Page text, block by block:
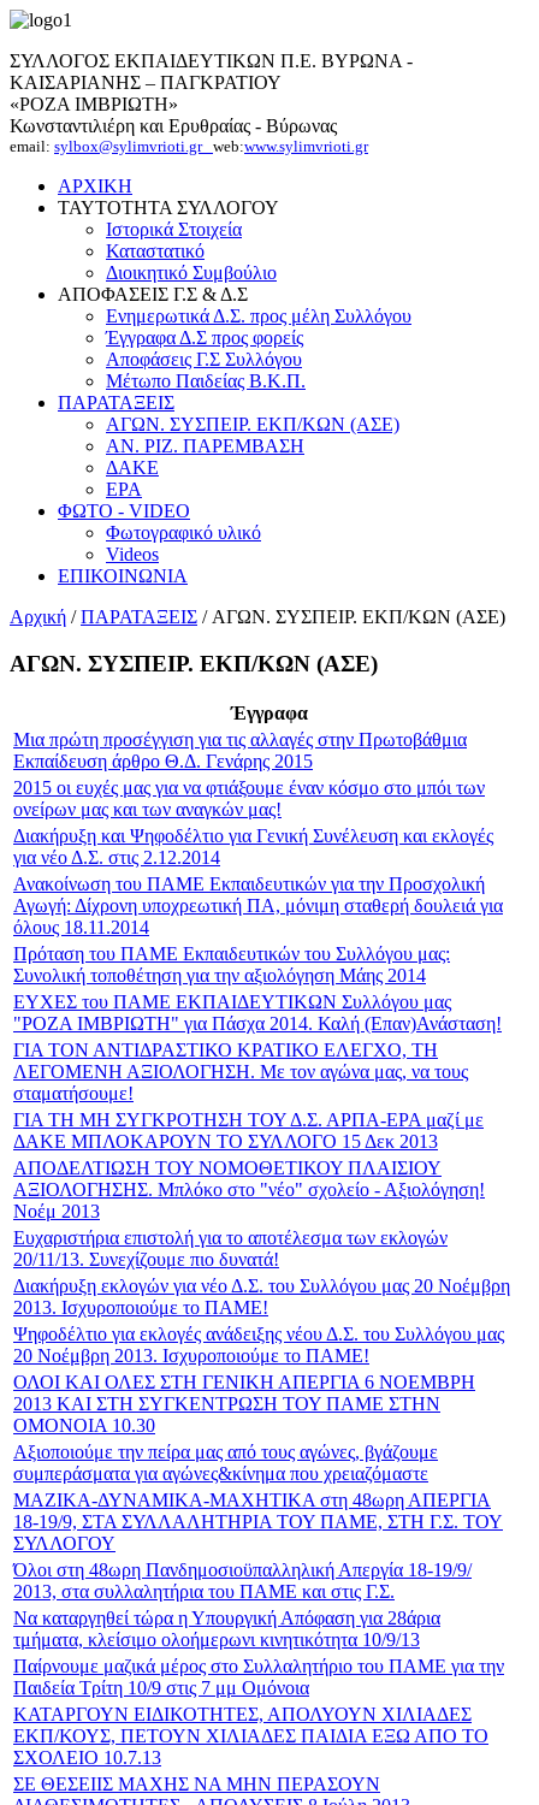
ΣΥΛΛΟΓΟΣ ΕΚΠΑΙΔΕΥΤΙΚΩΝ Π.Ε. ΒΥΡΩΝΑ -
ΚΑΙΣΑΡΙΑΝΗΣ – ΠΑΓΚΡΑΤΙΟΥ
«ΡΟΖΑ ΙΜΒΡΙΩΤΗ»
Κωνσταντιλιέρη και Ερυθραίας - Βύρωνας
email: sylbox@sylimvrioti.gr web:www.sylimvrioti.gr
ΑΡΧΙΚΗ
ΤΑΥΤΟΤΗΤΑ ΣΥΛΛΟΓΟΥ
Ιστορικά Στοιχεία
Καταστατικό
Διοικητικό Συμβούλιο
ΑΠΟΦΑΣΕΙΣ Γ.Σ & Δ.Σ
Ενημερωτικά Δ.Σ. προς μέλη Συλλόγου
Έγγραφα Δ.Σ προς φορείς
Αποφάσεις Γ.Σ Συλλόγου
Μέτωπο Παιδείας Β.Κ.Π.
ΠΑΡΑΤΑΞΕΙΣ
ΑΓΩΝ. ΣΥΣΠΕΙΡ. ΕΚΠ/ΚΩΝ (ΑΣΕ)
ΑΝ. ΡΙΖ. ΠΑΡΕΜΒΑΣΗ
ΔΑΚΕ
ΕΡΑ
ΦΩΤΟ - VIDEO
Φωτογραφικό υλικό
Videos
ΕΠΙΚΟΙΝΩΝΙΑ
Αρχική /ΠΑΡΑΤΑΞΕΙΣ / ΑΓΩΝ. ΣΥΣΠΕΙΡ. ΕΚΠ/ΚΩΝ (ΑΣΕ)
ΑΓΩΝ. ΣΥΣΠΕΙΡ. ΕΚΠ/ΚΩΝ (ΑΣΕ)
Έγγραφα
Μια πρώτη προσέγγιση για τις αλλαγές στην Πρωτοβάθμια
Εκπαίδευση άρθρο Θ.Δ. Γενάρης 2015
2015 οι ευχές μας για να φτιάξουμε έναν κόσμο στο μπόι των
ονείρων μας και των αναγκών μας!
Διακήρυξη και Ψηφοδέλτιο για Γενική Συνέλευση και εκλογές
για νέο Δ.Σ. στις 2.12.2014
Ανακοίνωση του ΠΑΜΕ Εκπαιδευτικών για την Προσχολική
Αγωγή: Δίχρονη υποχρεωτική ΠΑ, μόνιμη σταθερή δουλειά για
όλους 18.11.2014
Πρόταση του ΠΑΜΕ Εκπαιδευτικών του Συλλόγου μας:
Συνολική τοποθέτηση για την αξιολόγηση Μάης 2014
ΕΥΧΕΣ του ΠΑΜΕ ΕΚΠΑΙΔΕΥΤΙΚΩΝ Συλλόγου μας
"ΡΟΖΑ ΙΜΒΡΙΩΤΗ" για Πάσχα 2014. Καλή (Επαν)Ανάσταση!
ΓΙΑ ΤΟΝ ΑΝΤΙΔΡΑΣΤΙΚΟ ΚΡΑΤΙΚΟ ΕΛΕΓΧΟ, ΤΗ
ΛΕΓΟΜΕΝΗ ΑΞΙΟΛΟΓΗΣΗ. Με τον αγώνα μας, να τους
σταματήσουμε!
ΓΙΑ ΤΗ ΜΗ ΣΥΓΚΡΟΤΗΣΗ ΤΟΥ Δ.Σ. ΑΡΠΑ-ΕΡΑ μαζί με
ΔΑΚΕ ΜΠΛΟΚΑΡΟΥΝ ΤΟ ΣΥΛΛΟΓΟ 15 Δεκ 2013
ΑΠΟΔΕΛΤΙΩΣΗ ΤΟΥ ΝΟΜΟΘΕΤΙΚΟΥ ΠΛΑΙΣΙΟΥ
ΑΞΙΟΛΟΓΗΣΗΣ. Μπλόκο στο "νέο" σχολείο - Αξιολόγηση!
Νοέμ 2013
Ευχαριστήρια επιστολή για το αποτέλεσμα των εκλογών
20/11/13. Συνεχίζουμε πιο δυνατά!
Διακήρυξη εκλογών για νέο Δ.Σ. του Συλλόγου μας 20 Νοέμβρη
2013. Ισχυροποιούμε το ΠΑΜΕ!
Ψηφοδέλτιο για εκλογές ανάδειξης νέου Δ.Σ. του Συλλόγου μας
20 Νοέμβρη 2013. Ισχυροποιούμε το ΠΑΜΕ!
ΟΛΟΙ ΚΑΙ ΟΛΕΣ ΣΤΗ ΓΕΝΙΚΗ ΑΠΕΡΓΙΑ 6 ΝΟΕΜΒΡΗ
2013 ΚΑΙ ΣΤΗ ΣΥΓΚΕΝΤΡΩΣΗ ΤΟΥ ΠΑΜΕ ΣΤΗΝ
ΟΜΟΝΟΙΑ 10.30
Αξιοποιούμε την πείρα μας από τους αγώνες, βγάζουμε
συμπεράσματα για αγώνες&κίνημα που χρειαζόμαστε
ΜΑΖΙΚΑ-ΔΥΝΑΜΙΚΑ-ΜΑΧΗΤΙΚΑ στη 48ωρη ΑΠΕΡΓΙΑ
18-19/9, ΣΤΑ ΣΥΛΛΑΛΗΤΗΡΙΑ ΤΟΥ ΠΑΜΕ, ΣΤΗ Γ.Σ. ΤΟΥ
ΣΥΛΛΟΓΟΥ
Όλοι στη 48ωρη Πανδημοσιοϋπαλληλική Απεργία 18-19/9/
2013, στα συλλαλητήρια του ΠΑΜΕ και στις Γ.Σ.
Να καταργηθεί τώρα η Υπουργική Απόφαση για 28άρια
τμήματα, κλείσιμο ολοήμερωνι κινητικότητα 10/9/13
Παίρνουμε μαζικά μέρος στο Συλλαλητήριο του ΠΑΜΕ για την
Παιδεία Τρίτη 10/9 στις 7 μμ Ομόνοια
ΚΑΤΑΡΓΟΥΝ ΕΙΔΙΚΟΤΗΤΕΣ, ΑΠΟΛΥΟΥΝ ΧΙΛΙΑΔΕΣ
ΕΚΠ/ΚΟΥΣ, ΠΕΤΟΥΝ ΧΙΛΙΑΔΕΣ ΠΑΙΔΙΑ ΕΞΩ ΑΠΟ ΤΟ
ΣΧΟΛΕΙΟ 10.7.13
ΣΕ ΘΕΣΕΙΙΣ ΜΑΧΗΣ ΝΑ ΜΗΝ ΠΕΡΑΣΟΥΝ